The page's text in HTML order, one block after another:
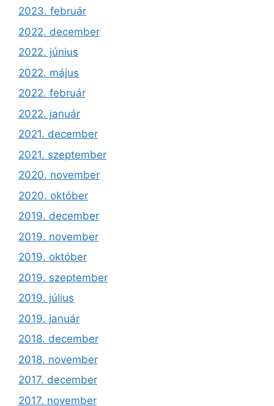
2023. február
2022. december
2022. június
2022. május
2022. február
2022. január
2021. december
2021. szeptember
2020. november
2020. október
2019. december
2019. november
2019. október
2019. szeptember
2019. július
2019. január
2018. december
2018. november
2017. december
2017. november